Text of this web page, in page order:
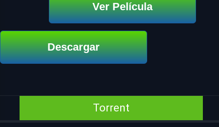
Ver Película
Descargar
Torrent